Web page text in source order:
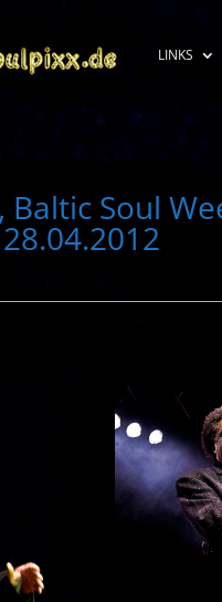
LINKS
Baltic Soul
28.04.2012